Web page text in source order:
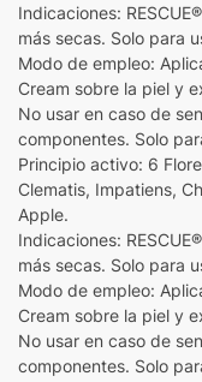
Indicaciones:
más secas. Solo para
Modo de empleo:
Cream sobre la piel y
No usar en caso de
componentes. Solo
Principio activo: 6
Clematis, Impatiens,
Apple.
Indicaciones:
más secas. Solo para
Modo de empleo:
Cream sobre la piel y
No usar en caso de
componentes. Solo